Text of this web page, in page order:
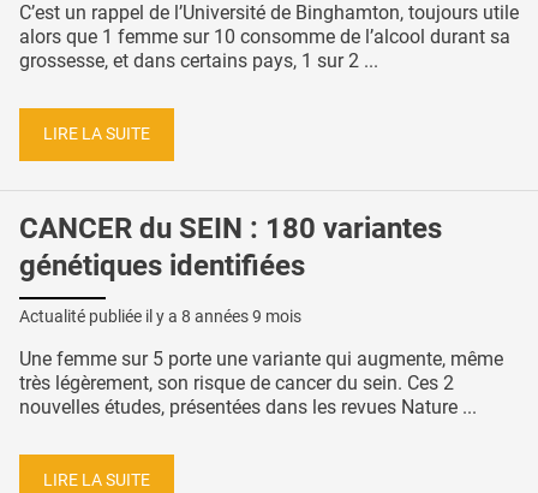
C’est un rappel de l’Université de Binghamton, toujours utile
alors que 1 femme sur 10 consomme de l’alcool durant sa
grossesse, et dans certains pays, 1 sur 2 ...
LIRE LA SUITE
CANCER du SEIN : 180 variantes
génétiques identifiées
Actualité publiée il y a 8 années 9 mois
Une femme sur 5 porte une variante qui augmente, même
très légèrement, son risque de cancer du sein. Ces 2
nouvelles études, présentées dans les revues Nature ...
LIRE LA SUITE